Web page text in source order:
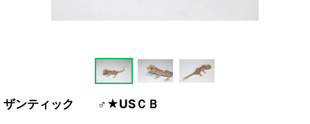
ザンティック ♂★USＣＢ